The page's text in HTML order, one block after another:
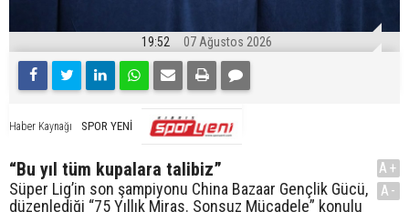
19:52 07 Ağustos 2026
Haber Kaynağı SPOR YENİ
“Bu yıl tüm kupalara talibiz”
Süper Lig’in son şampiyonu China Bazaar Gençlik Gücü,
düzenlediği “75 Yıllık Miras. Sonsuz Mücadele” konulu
A+
A-